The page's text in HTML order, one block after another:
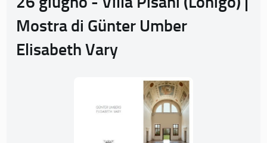
Mostra di Günter Umber
Elisabeth Vary